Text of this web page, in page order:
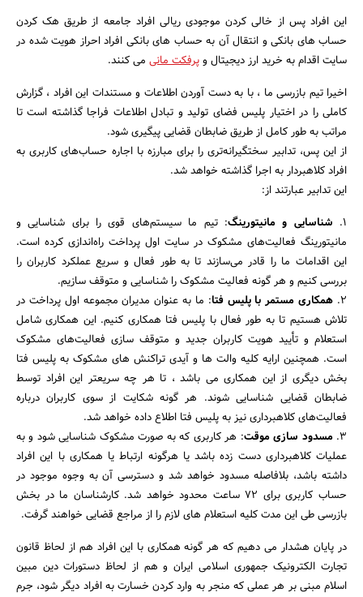
این افراد پس از خالی کردن موجودی ریالی افراد جامعه از طریق هک کردن
حساب های بانکی و انتقال آن به حساب های بانکی افراد احراز هویت شده در
سایت اقدام به خرید ارز دیجیتال وپرفکت مانی می کنند.
اخیرا تیم بازرسی ما ، با به دست آوردن اطلاعات و مستندات این افراد ، گزارش
کاملی را در اختیار پلیس فضای تولید و تبادل اطلاعات فراجا گذاشته است تا
مراتب به طور کامل از طریق ضابطان قضایی پیگیری شود.
از این پس، تدابیر سختگیرانه‌تری را برای مبارزه با اجاره حساب‌های کاربری به
افراد کلاهبردار به اجرا گذاشته خواهد شد.
این تدابیر عبارتند از:
۱. شناسایی و مانیتورینگ: تیم ما سیستم‌های قوی را برای شناسایی و
مانیتورینگ فعالیت‌های مشکوک در سایت اول پرداخت راه‌اندازی کرده است.
این اقدامات ما را قادر می‌سازند تا به طور فعال و سریع عملکرد کاربران را
بررسی کنیم و هر گونه فعالیت مشکوک را شناسایی و متوقف سازیم.
۲. همکاری مستمر با پلیس فتا: ما به عنوان مدیران مجموعه اول پرداخت در
تلاش هستیم تا به طور فعال با پلیس فتا همکاری کنیم. این همکاری شامل
استعلام و تأیید هویت کاربران جدید و متوقف سازی فعالیت‌های مشکوک
است. همچنین ارایه کلیه والت ها و آیدی تراکنش های مشکوک به پلیس فتا
بخش دیگری از این همکاری می باشد ، تا هر چه سریعتر این افراد توسط
ضابطان قضایی شناسایی شوند. هر گونه شکایت از سوی کاربران درباره
فعالیت‌های کلاهبرداری نیز به پلیس فتا اطلاع داده خواهد شد.
۳. مسدود سازی موقت: هر کاربری که به صورت مشکوک شناسایی شود و به
عملیات کلاهبرداری دست زده باشد یا هرگونه ارتباط یا همکاری با این افراد
داشته باشد، بلافاصله مسدود خواهد شد و دسترسی آن به وجوه موجود در
حساب کاربری برای ۷۲ ساعت محدود خواهد شد. کارشناسان ما در بخش
بازرسی طی این مدت کلیه استعلام های لازم را از مراجع قضایی خواهند گرفت.
در پایان هشدار می دهیم که هر گونه همکاری با این افراد هم از لحاظ قانون
تجارت الکترونیک جمهوری اسلامی ایران و هم از لحاظ دستورات دین مبین
اسلام مبنی بر هر عملی که منجر به وارد کردن خسارت به افراد دیگر شود، جرم